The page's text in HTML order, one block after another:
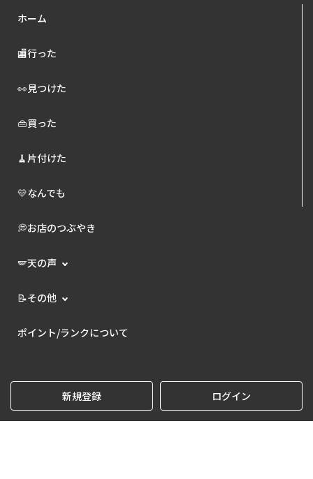
ホーム
🏬行った
👀見つけた
👜買った
🧹片付けた
💛なんでも
💭お店のつぶやき
🪽天の声
📝その他
ポイント/ランクについて
新規登録 ログイン